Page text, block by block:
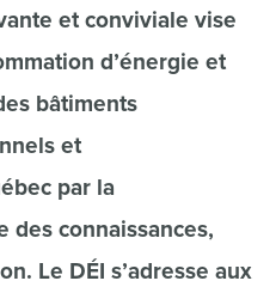
et conviviale vise
d’énergie et
bâtiments
et
par la
des connaissances,
Le DÉI s’adresse aux